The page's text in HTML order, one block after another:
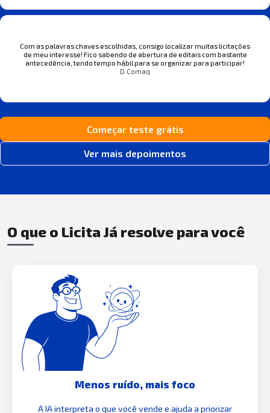
Com as palavras chaves escolhidas, consigo localizar muitas licitações
de meu interesse! Fico sabendo de abertura de editais com bastante
antecedência, tendo tempo hábil para se organizar para participar!
D Comaq
Começar teste grátis
Ver mais depoimentos
O que o Licita Já resolve para você
Menos ruído, mais foco
A IA interpreta o que você vende e ajuda a priorizar